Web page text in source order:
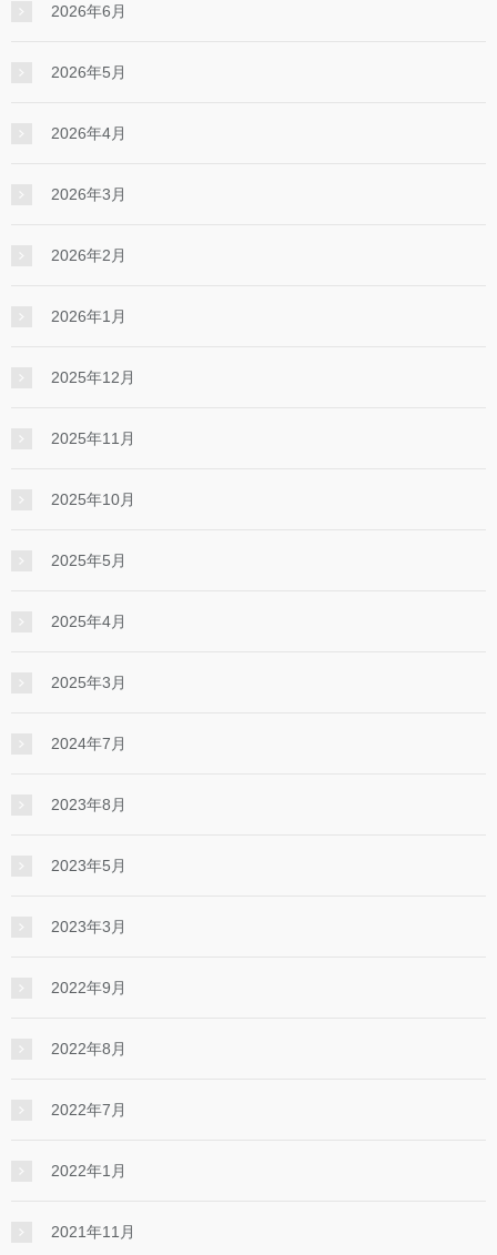
2026年6月
2026年5月
2026年4月
2026年3月
2026年2月
2026年1月
2025年12月
2025年11月
2025年10月
2025年5月
2025年4月
2025年3月
2024年7月
2023年8月
2023年5月
2023年3月
2022年9月
2022年8月
2022年7月
2022年1月
2021年11月